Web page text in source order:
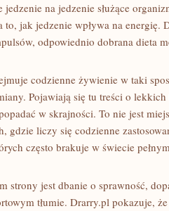
na jedzenie służące
to, jak jedzenie wpływa na
odpowiednio dobrana dieta
codzienne żywienie w taki
Pojawiają się tu treści o
w skrajności. To nie jest
gdzie liczy się codzienne
często brakuje w świecie
strony jest dbanie o sprawność,
tłumie. Drarry.pl pokazuje,